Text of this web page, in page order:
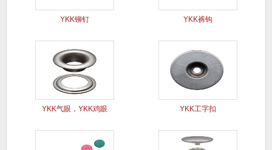
YKK铆钉 YKK裤钩
YKK气眼，YKK鸡眼 YKK工字扣